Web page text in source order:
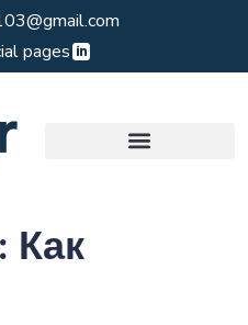
pages
Как